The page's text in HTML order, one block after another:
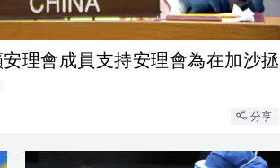
理會成員支持安理會為在加沙拯
分享